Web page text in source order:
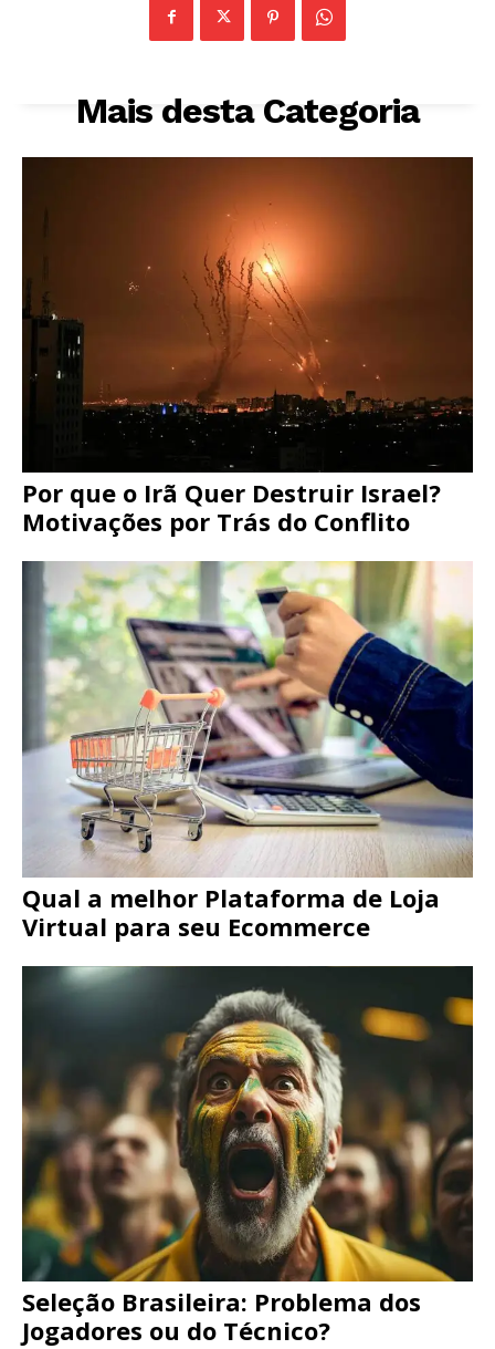
Mais desta Categoria
Por que o Irã Quer Destruir Israel?
Motivações por Trás do Conflito
Qual a melhor Plataforma de Loja
Virtual para seu Ecommerce
Seleção Brasileira: Problema dos
Jogadores ou do Técnico?